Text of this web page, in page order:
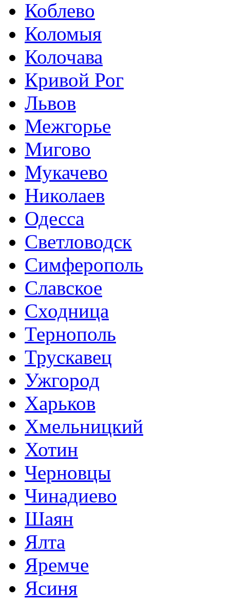
Коблево
Коломыя
Колочава
Кривой Рог
Львов
Межгорье
Мигово
Мукачево
Николаев
Одесса
Светловодск
Симферополь
Славское
Сходница
Тернополь
Трускавец
Ужгород
Харьков
Хмельницкий
Хотин
Черновцы
Чинадиево
Шаян
Ялта
Яремче
Ясиня